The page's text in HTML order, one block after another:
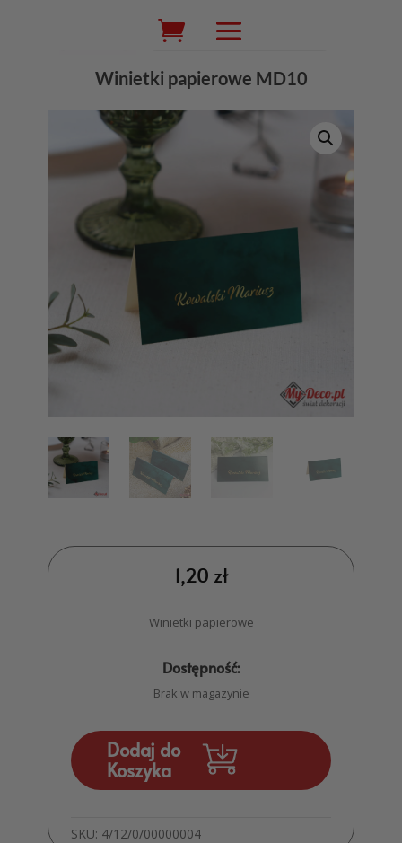
Wyszukiwarka
produktów
Winietki papierowe MD10
1,20 zł
Winietki papierowe
Dostępność:
Brak w magazynie
Dodaj do
Koszyka
SKU: 4/12/0/00000004